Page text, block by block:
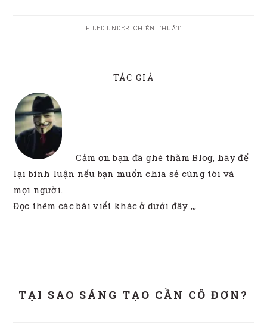
FILED UNDER: CHIẾN THUẬT
TÁC GIẢ
Cảm ơn bạn đã ghé thăm Blog, hãy để
lại bình luận nếu bạn muốn chia sẻ cùng tôi và
mọi người.
Đọc thêm các bài viết khác ở dưới đây ,,,
TẠI SAO SÁNG TẠO CẦN CÔ ĐƠN?